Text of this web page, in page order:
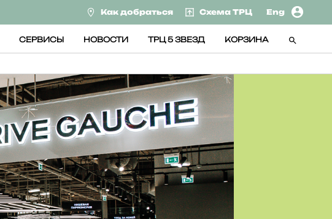
Как добраться Схема ТРЦ Eng
СЕРВИСЫ НОВОСТИ ТРЦ 5 ЗВЕЗД КОРЗИНА